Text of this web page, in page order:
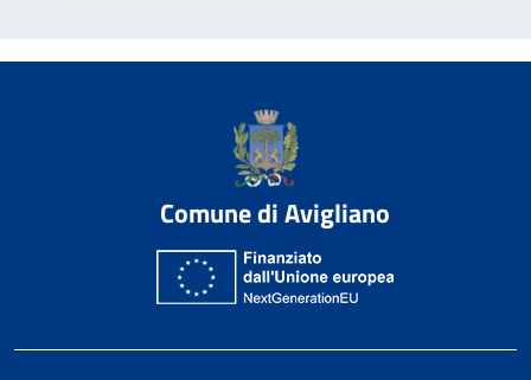
Comune di Avigliano